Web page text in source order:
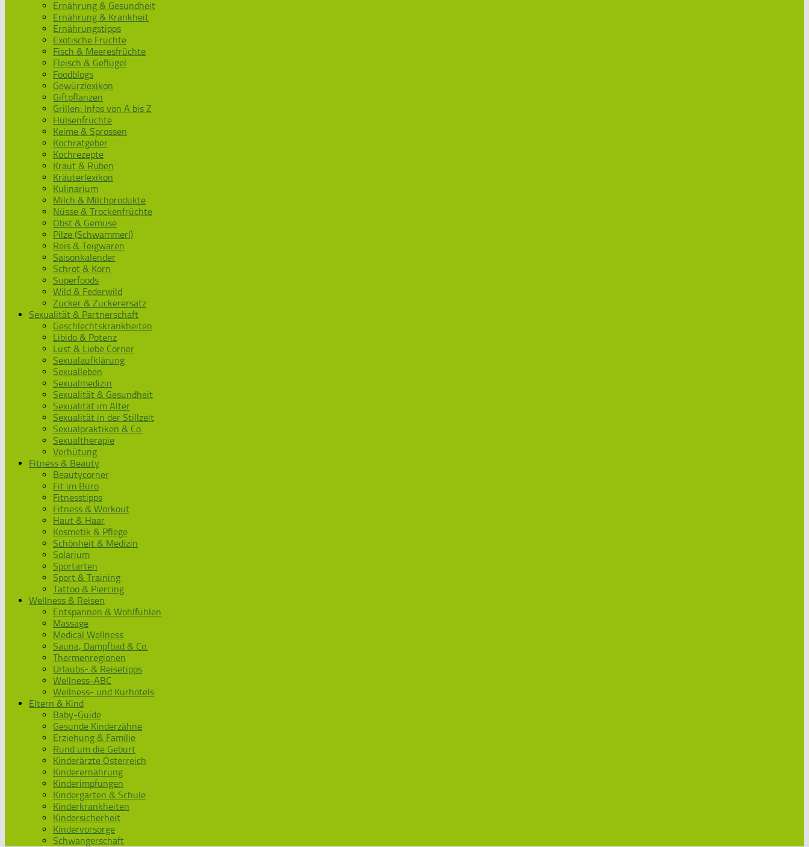
Ernährung & Gesundheit
Ernährung & Krankheit
Ernährungstipps
Exotische Früchte
Fisch & Meeresfrüchte
Fleisch & Geflügel
Foodblogs
Gewürzlexikon
Giftpflanzen
Grillen: Infos von A bis Z
Hülsenfrüchte
Keime & Sprossen
Kochratgeber
Kochrezepte
Kraut & Rüben
Kräuterlexikon
Kulinarium
Milch & Milchprodukte
Nüsse & Trockenfrüchte
Obst & Gemüse
Pilze (Schwammerl)
Reis & Teigwaren
Saisonkalender
Schrot & Korn
Superfoods
Wild & Federwild
Zucker & Zuckerersatz
Sexualität & Partnerschaft
Geschlechtskrankheiten
Libido & Potenz
Lust & Liebe Corner
Sexualaufklärung
Sexualleben
Sexualmedizin
Sexualität & Gesundheit
Sexualität im Alter
Sexualität in der Stillzeit
Sexualpraktiken & Co.
Sexualtherapie
Verhütung
Fitness & Beauty
Beautycorner
Fit im Büro
Fitnesstipps
Fitness & Workout
Haut & Haar
Kosmetik & Pflege
Schönheit & Medizin
Solarium
Sportarten
Sport & Training
Tattoo & Piercing
Wellness & Reisen
Entspannen & Wohlfühlen
Massage
Medical Wellness
Sauna, Dampfbad & Co.
Thermenregionen
Urlaubs- & Reisetipps
Wellness-ABC
Wellness- und Kurhotels
Eltern & Kind
Baby-Guide
Gesunde Kinderzähne
Erziehung & Familie
Rund um die Geburt
Kinderärzte Österreich
Kinderernährung
Kinderimpfungen
Kindergarten & Schule
Kinderkrankheiten
Kindersicherheit
Kindervorsorge
Schwangerschaft